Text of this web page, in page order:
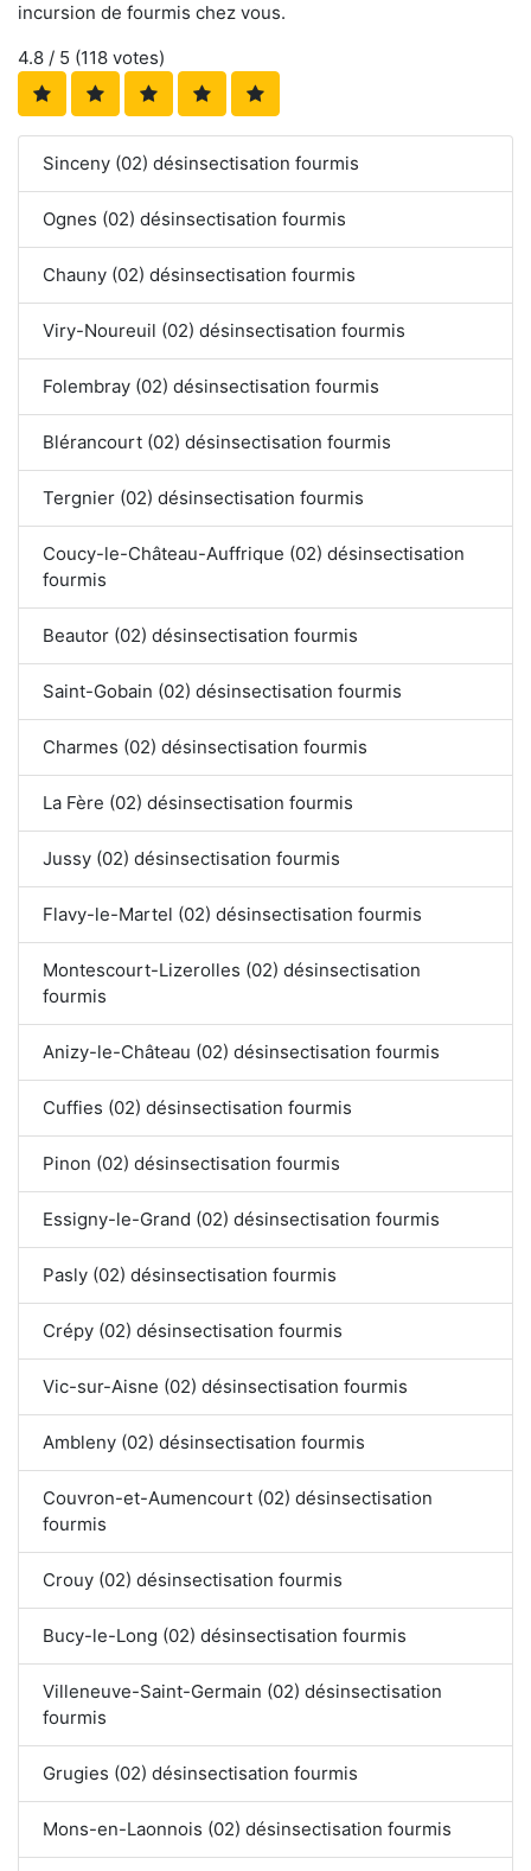
incursion de fourmis chez vous.
4.8 / 5 (118 votes)
Sinceny (02) désinsectisation fourmis
Ognes (02) désinsectisation fourmis
Chauny (02) désinsectisation fourmis
Viry-Noureuil (02) désinsectisation fourmis
Folembray (02) désinsectisation fourmis
Blérancourt (02) désinsectisation fourmis
Tergnier (02) désinsectisation fourmis
Coucy-le-Château-Auffrique (02) désinsectisation
fourmis
Beautor (02) désinsectisation fourmis
Saint-Gobain (02) désinsectisation fourmis
Charmes (02) désinsectisation fourmis
La Fère (02) désinsectisation fourmis
Jussy (02) désinsectisation fourmis
Flavy-le-Martel (02) désinsectisation fourmis
Montescourt-Lizerolles (02) désinsectisation
fourmis
Anizy-le-Château (02) désinsectisation fourmis
Cuffies (02) désinsectisation fourmis
Pinon (02) désinsectisation fourmis
Essigny-le-Grand (02) désinsectisation fourmis
Pasly (02) désinsectisation fourmis
Crépy (02) désinsectisation fourmis
Vic-sur-Aisne (02) désinsectisation fourmis
Ambleny (02) désinsectisation fourmis
Couvron-et-Aumencourt (02) désinsectisation
fourmis
Crouy (02) désinsectisation fourmis
Bucy-le-Long (02) désinsectisation fourmis
Villeneuve-Saint-Germain (02) désinsectisation
fourmis
Grugies (02) désinsectisation fourmis
Mons-en-Laonnois (02) désinsectisation fourmis